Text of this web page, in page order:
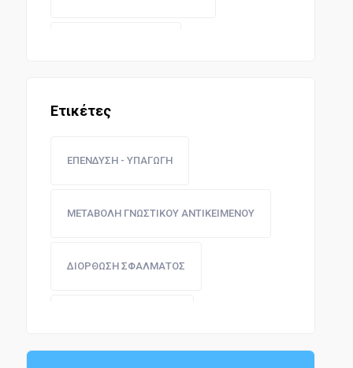
Ετικέτες
ΕΠΕΝΔΥΣΗ - ΥΠΑΓΩΓΗ
ΜΕΤΑΒΟΛΗ ΓΝΩΣΤΙΚΟΥ ΑΝΤΙΚΕΙΜΕΝΟΥ
ΔΙΟΡΘΩΣΗ ΣΦΑΛΜΑΤΟΣ